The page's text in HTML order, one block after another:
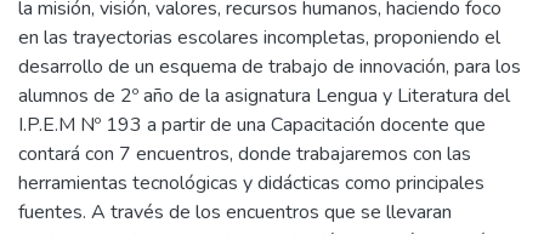
la misión, visión, valores, recursos humanos, haciendo foco
en las trayectorias escolares incompletas, proponiendo el
desarrollo de un esquema de trabajo de innovación, para los
alumnos de 2º año de la asignatura Lengua y Literatura del
I.P.E.M Nº 193 a partir de una Capacitación docente que
contará con 7 encuentros, donde trabajaremos con las
herramientas tecnológicas y didácticas como principales
fuentes. A través de los encuentros que se llevaran